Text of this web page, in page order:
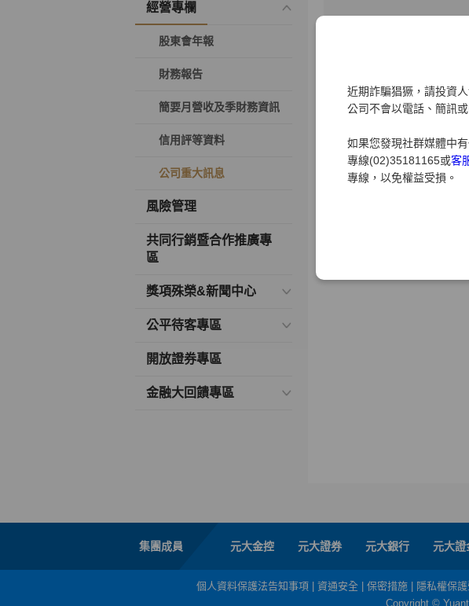
近期詐騙猖獗，請投資
公司不會以電話、簡訊
如果您發現社群媒體中
專線(02)35181165或客
專線，以免權益受損。
經營專欄
股東會年報
財務報告
簡要月營收及季財務資訊
信用評等資料
公司重大訊息
風險管理
共同行銷暨合作推廣專
區
獎項殊榮&新聞中心
公平待客專區
開放證券專區
金融大回饋專區
集團成員 元大金控 元大證券 元大銀行 元大證
個人資料保護法告知事項 資通安全 保密措施 隱私權保護
Copyright ©